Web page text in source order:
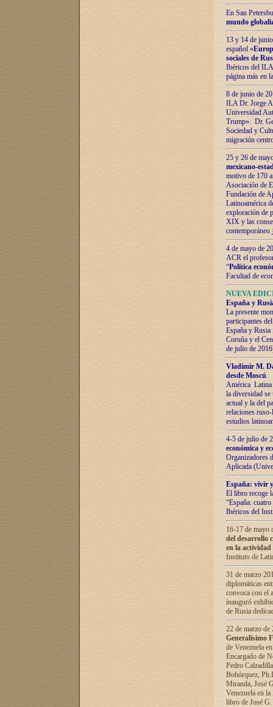
En San
mundo
13 y 14 de
español «
sociales de
Ibéricos del ILA
página más en
8 de junio de
ILA Dr. Jorge
Universidad
Trump». Dr.
Sociedad y
migración
25 y 26 de
mexicano-
motivo de 170
Asociación de
Fundación de
Latinoamérica
exploración de
XIX y las
contemporáneo
4 de mayo de
ACR el
“Política
Facultad de
NUEVA
España y
La presente
participantes
España y
Coruña y el
de julio de
Vladímir М.
desde Moscú.
América Latina
la diversidad
actual у lа del
relaciones
estudios
4-5 de julio de
económica y
Organizadores
Aplicada
España: vivir
El libro recoge
“España:
Ibéricos del
16-17 de mayo
del desarrollo
en la
Instituto de
31 de marzo
diplomáticas
convoca con el
inauguró
de Rusia
22 de marzo
Generalísimo
de Venezuela
Encargado de
Pedro
Bohórquez,
Miranda, José
Venezuela en
libro de José